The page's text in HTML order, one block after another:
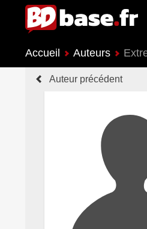
Accueil Auteurs
Auteur précédent